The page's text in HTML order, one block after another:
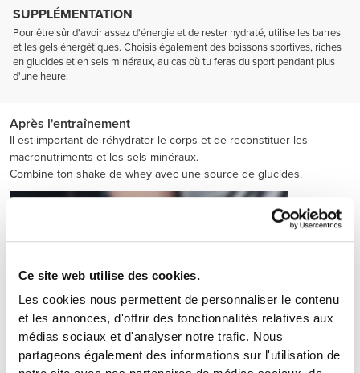
Ce site web utilise des cookies.
Les cookies nous permettent de personnaliser le contenu
et les annonces, d'offrir des fonctionnalités relatives aux
médias sociaux et d'analyser notre trafic. Nous
partageons également des informations sur l'utilisation de
SUPPLÉMENTATION
Pour être sûr d'avoir assez d'énergie et de rester hydraté, utilise les barres
et les gels énergétiques. Choisis également des boissons sportives, riches
en glucides et en sels minéraux, au cas où tu feras du sport pendant plus
d'une heure.
Après l'entraînement
Il est important de réhydrater le corps et de reconstituer les
macronutriments et les sels minéraux.
Combine ton shake de whey avec une source de glucides.